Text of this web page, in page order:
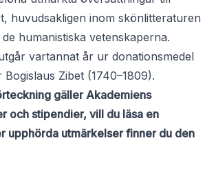
huvudsakligen inom skönlitteraturen
humanistiska vetenskaperna.
vartannat år ur donationsmedel
Zibet (1740–1809).
gäller Akademiens
och stipendier, vill du läsa en
upphörda utmärkelser finner du den